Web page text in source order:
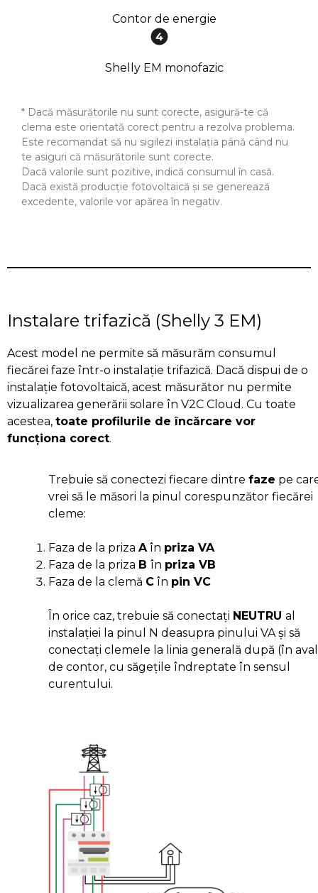
Contor de energie
Shelly EM monofazic
* Dacă măsurătorile nu sunt corecte, asigură-te că
clema este orientată corect pentru a rezolva problema.
Este recomandat să nu sigilezi instalația până când nu
te asiguri că măsurătorile sunt corecte.
Dacă valorile sunt pozitive, indică consumul în casă.
Dacă există producție fotovoltaică și se generează
excedente, valorile vor apărea în negativ.
Instalare trifazică (Shelly 3 EM)
Acest model ne permite să măsurăm consumul
fiecărei faze într-o instalație trifazică. Dacă dispui de o
instalație fotovoltaică, acest măsurător nu permite
vizualizarea generării solare în V2C Cloud. Cu toate
acestea, toate profilurile de încărcare vor
funcționa corect.
Trebuie să conectezi fiecare dintre faze pe
vrei să le măsori la pinul corespunzător fiecărei
cleme:
Faza de la priza Aîn priza VA
Faza de la priza B în priza VB
Faza de la clemă C în pin VC
În orice caz, trebuie să conectați NEUTRU al
instalației la pinul N deasupra pinului VA și să
conectați clemele la linia generală după (în
de contor, cu săgețile îndreptate în sensul
curentului.